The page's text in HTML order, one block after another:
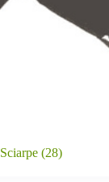
Sciarpe (28)